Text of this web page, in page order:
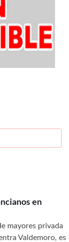
en
mayores privada
Valdemoro, es